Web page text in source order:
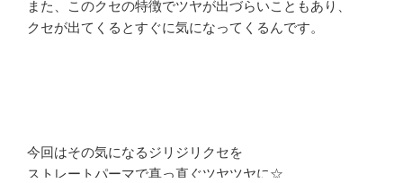
また、このクセの特徴でツヤが出づらいこともあり、
クセが出てくるとすぐに気になってくるんです。
今回はその気になるジリジリクセを
ストレートパーマで真っ直ぐツヤツヤに☆